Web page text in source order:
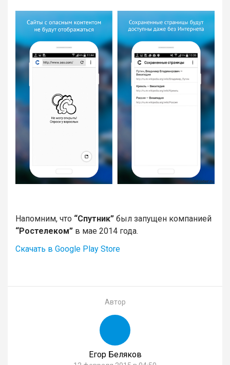
Напомним, что “Спутник” был запущен компанией
“Ростелеком” в мае 2014 года.
Скачать в Google Play Store
Автор
Егор Беляков